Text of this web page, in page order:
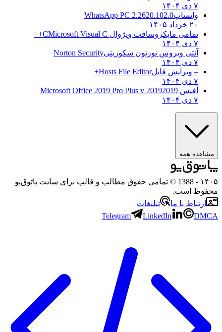
۷ دی ۱۴۰۴
واتساپWhatsApp PC 2.2620.102.0
۲۰ خرداد ۱۴۰۵
تمامی مایکروسافت ویژوال C Microsoft Visual C++
۷ دی ۱۴۰۴
آنتی ویروس نورتون سکوریتیNorton Security
۷ دی ۱۴۰۴
– ویرایش فایلHosts File Editor+
۷ دی ۱۴۰۴
آفیس 2019 2019 Microsoft Office 2019 Pro Plus v
۷ دی ۱۴۰۴
مشاهده همه
۱۴۰۵
- 1388 © تمامی حقوق مطالب و قالب برای سایت پاتوق‌یو
محفوظ است.
ارتباط با ما
تبلیغات
Telegram
LinkedIn DMCA